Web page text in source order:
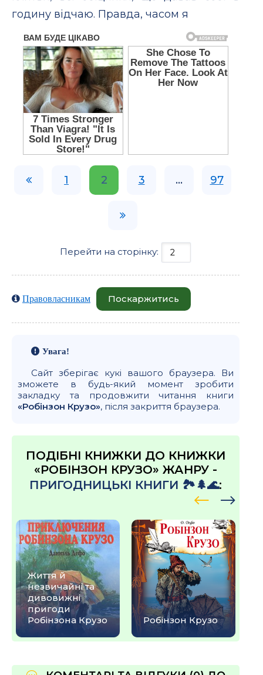
годину відчаю. Правда, часом я
1 2 3 ... 97
Перейти на сторінку:
Правовласникам Поскаржитись
Увага!
Сайт зберігає кукі вашого браузера. Ви
зможете в будь-який момент зробити
закладку та продовжити читання книги
«Робінзон Крузо», після закриття браузера.
ПОДІБНІ КНИЖКИ ДО КНИЖКИ
«РОБІНЗОН КРУЗО» ЖАНРУ -
ПРИГОДНИЦЬКІ КНИГИ 🏞️🌲🌊:
Життя й
незвичайні та
дивовижні
пригоди
Робінзона Крузо
Робінзон Крузо